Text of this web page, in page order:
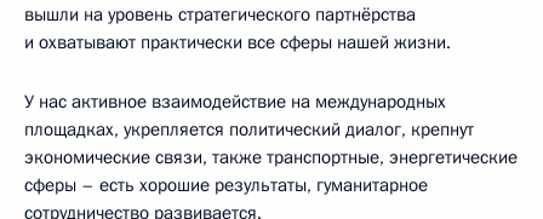
вышли на уровень стратегического партнёрства
и охватывают практически все сферы нашей жизни.
У нас активное взаимодействие на международных
площадках, укрепляется политический диалог, крепнут
экономические связи, также транспортные, энергетические
сферы – есть хорошие результаты, гуманитарное
сотрудничество развивается.